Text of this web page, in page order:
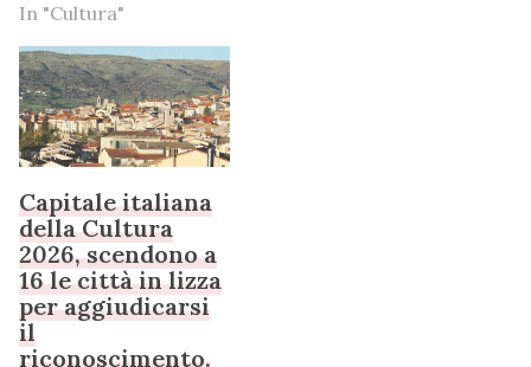
In "Cultura"
Capitale italiana
della Cultura
2026, scendono a
16 le città in lizza
per aggiudicarsi
il
riconoscimento.